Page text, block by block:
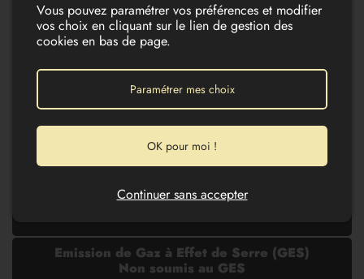
Surface du terrain
1505
Année de construction
Les diagnostics :
Diagnostic de Performance Energétique (DPE)
Non soumis au DPE
Diagnostic réalisé le 30/11/-0001
énergétique est estimé entre le 0,00 et 0,00 €
L’année de référence des prix de l’énergie utilisés pour établir cette estimation
Emission de Gaz à Effet de Serre (GES)
Non soumis au GES
Vous pouvez paramétrer vos préférences et modifier
vos choix en cliquant sur le lien de gestion des
cookies en bas de page.
Paramétrer mes choix
OK pour moi !
Continuer sans accepter